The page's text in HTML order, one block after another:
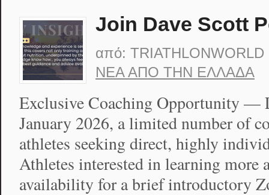
Join Dave Scott
από: TRIATHLONWORLD
ΝΈΑ ΑΠΟ ΤΗΝ ΕΛΛΆΔΑ
Exclusive Coaching Opportunity —
January 2026, a limited number of
athletes seeking direct, highly
Athletes interested in learning more
availability for a brief introductory